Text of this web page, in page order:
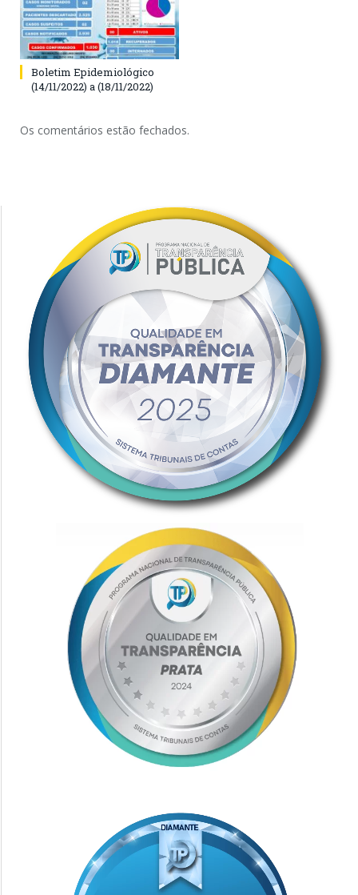
Boletim Epidemiológico
(14/11/2022) a (18/11/2022)
Os comentários estão fechados.